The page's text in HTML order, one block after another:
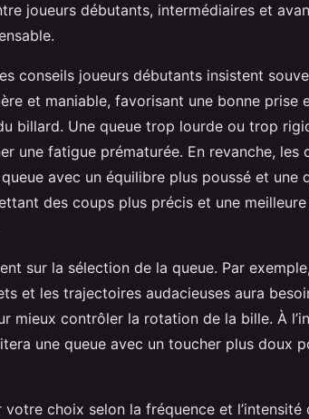
joueurs débutants, intermédiaires et
conseils joueurs débutants insistent
et maniable, favorisant une bonne prise
billard. Une queue trop lourde ou trop
une fatigue prématurée. En revanche, les
avec un équilibre plus poussé et une
des coups plus précis et une
sur la sélection de la queue. Par
et les trajectoires audacieuses aura
mieux contrôler la rotation de la bille. À
une queue avec un toucher plus doux
votre choix selon la fréquence et l’intensité